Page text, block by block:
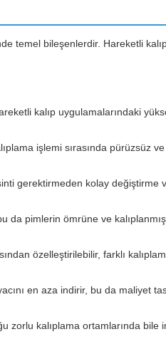
temel bileşenlerdir. Hareketli
kalıp uygulamalarındaki
işlemi sırasında pürüzsüz ve
gerektirmeden kolay değiştirme
da pimlerin ömrüne ve kalıplanmış
özelleştirilebilir, farklı
en aza indirir, bu da maliyet
zorlu kalıplama ortamlarında bile